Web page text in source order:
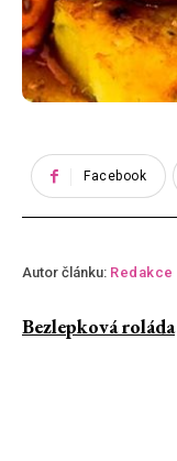
Facebook
Autor článku: Redakce
Bezlepková roláda